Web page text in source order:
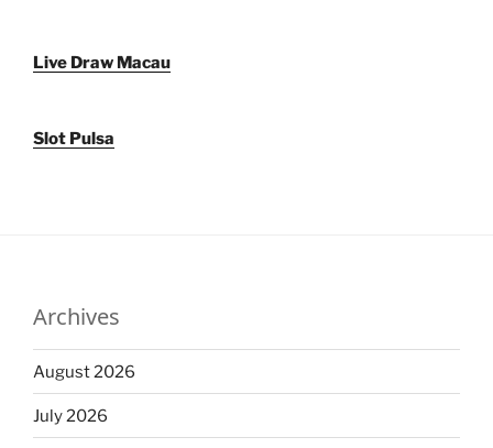
Live Draw Macau
Slot Pulsa
Archives
August 2026
July 2026